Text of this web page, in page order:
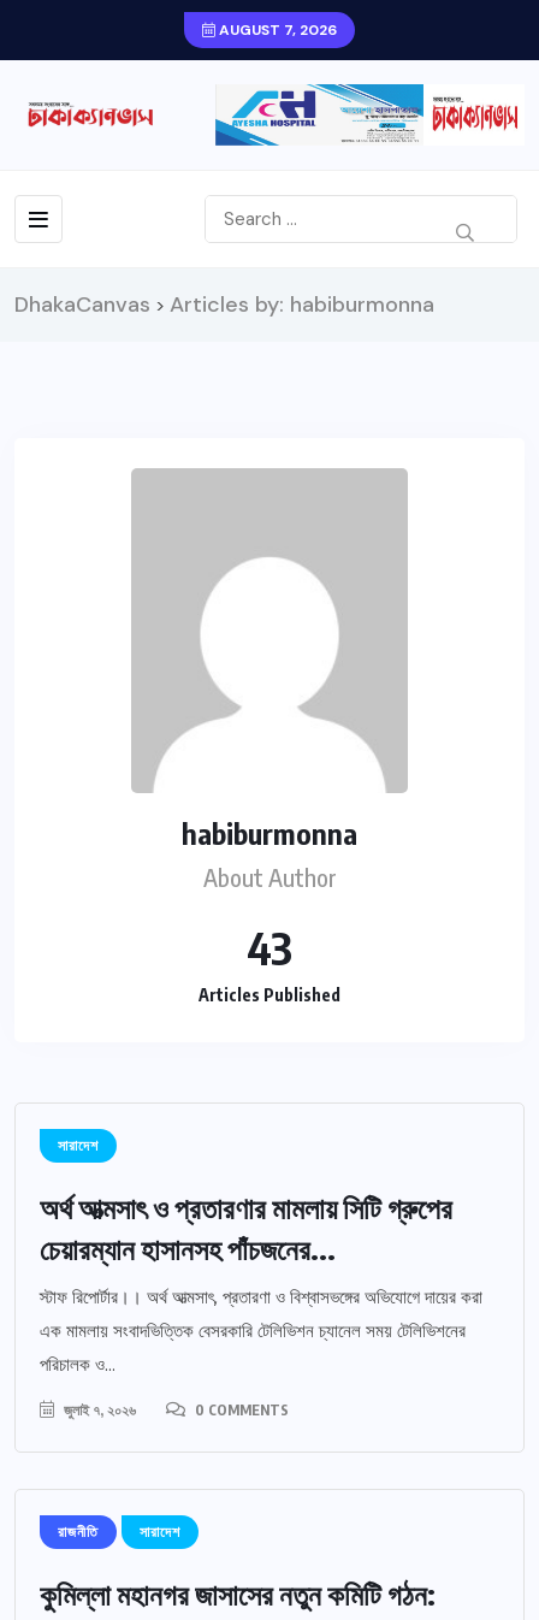
AUGUST 7, 2026
DhakaCanvas > Articles by: habiburmonna
habiburmonna
About Author
43
Articles Published
সারাদেশ
অর্থ আত্মসাৎ ও প্রতারণার মামলায় সিটি গ্রুপের
চেয়ারম্যান হাসানসহ পাঁচজনের...
স্টাফ রিপোর্টার।। অর্থ আত্মসাৎ, প্রতারণা ও বিশ্বাসভঙ্গের অভিযোগে দায়ের করা
এক মামলায় সংবাদভিত্তিক বেসরকারি টেলিভিশন চ্যানেল সময় টেলিভিশনের
পরিচালক ও...
জুলাই ৭, ২০২৬ 0 COMMENTS
রাজনীতি সারাদেশ
কুমিল্লা মহানগর জাসাসের নতুন কমিটি গঠন: